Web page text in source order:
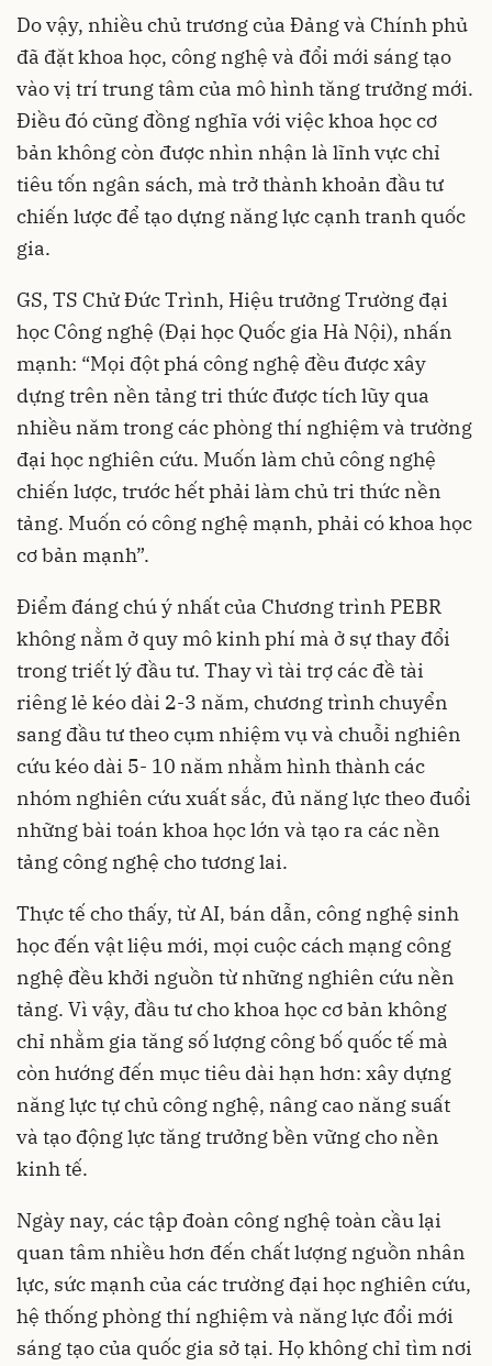
Do vậy, nhiều chủ trương của Đảng và Chính phủ
đã đặt khoa học, công nghệ và đổi mới sáng tạo
vào vị trí trung tâm của mô hình tăng trưởng mới.
Điều đó cũng đồng nghĩa với việc khoa học cơ
bản không còn được nhìn nhận là lĩnh vực chỉ
tiêu tốn ngân sách, mà trở thành khoản đầu tư
chiến lược để tạo dựng năng lực cạnh tranh quốc
gia.
GS, TS Chử Đức Trình, Hiệu trưởng Trường đại
học Công nghệ (Đại học Quốc gia Hà Nội), nhấn
mạnh: “Mọi đột phá công nghệ đều được xây
dựng trên nền tảng tri thức được tích lũy qua
nhiều năm trong các phòng thí nghiệm và trường
đại học nghiên cứu. Muốn làm chủ công nghệ
chiến lược, trước hết phải làm chủ tri thức nền
tảng. Muốn có công nghệ mạnh, phải có khoa học
cơ bản mạnh”.
Điểm đáng chú ý nhất của Chương trình PEBR
không nằm ở quy mô kinh phí mà ở sự thay đổi
trong triết lý đầu tư. Thay vì tài trợ các đề tài
riêng lẻ kéo dài 2-3 năm, chương trình chuyển
sang đầu tư theo cụm nhiệm vụ và chuỗi nghiên
cứu kéo dài 5- 10 năm nhằm hình thành các
nhóm nghiên cứu xuất sắc, đủ năng lực theo đuổi
những bài toán khoa học lớn và tạo ra các nền
tảng công nghệ cho tương lai.
Thực tế cho thấy, từ AI, bán dẫn, công nghệ sinh
học đến vật liệu mới, mọi cuộc cách mạng công
nghệ đều khởi nguồn từ những nghiên cứu nền
tảng. Vì vậy, đầu tư cho khoa học cơ bản không
chỉ nhằm gia tăng số lượng công bố quốc tế mà
còn hướng đến mục tiêu dài hạn hơn: xây dựng
năng lực tự chủ công nghệ, nâng cao năng suất
và tạo động lực tăng trưởng bền vững cho nền
kinh tế.
Ngày nay, các tập đoàn công nghệ toàn cầu lại
quan tâm nhiều hơn đến chất lượng nguồn nhân
lực, sức mạnh của các trường đại học nghiên cứu,
hệ thống phòng thí nghiệm và năng lực đổi mới
sáng tạo của quốc gia sở tại. Họ không chỉ tìm nơi